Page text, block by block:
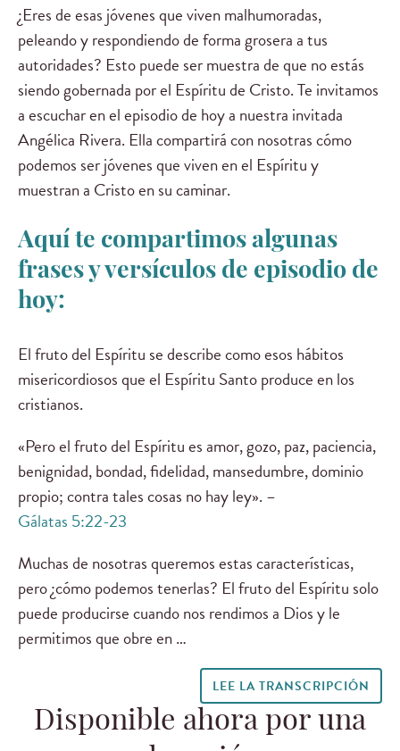
¿Eres de esas jóvenes que viven malhumoradas,
peleando y respondiendo de forma grosera a tus
autoridades? Esto puede ser muestra de que no estás
siendo gobernada por el Espíritu de Cristo. Te invitamos
a escuchar en el episodio de hoy a nuestra invitada
Angélica Rivera. Ella compartirá con nosotras cómo
podemos ser jóvenes que viven en el Espíritu y
muestran a Cristo en su caminar.
Aquí te compartimos algunas
frases y versículos de episodio de
hoy:
El fruto del Espíritu se describe como esos hábitos
misericordiosos que el Espíritu Santo produce en los
cristianos.
«Pero el fruto del Espíritu es amor, gozo, paz, paciencia,
benignidad, bondad, fidelidad, mansedumbre, dominio
propio; contra tales cosas no hay ley». –
Gálatas 5:22-23
Muchas de nosotras queremos estas características,
pero ¿cómo podemos tenerlas? El fruto del Espíritu solo
puede producirse cuando nos rendimos a Dios y le
permitimos que obre en …
LEE LA TRANSCRIPCIÓN
Disponible ahora por una